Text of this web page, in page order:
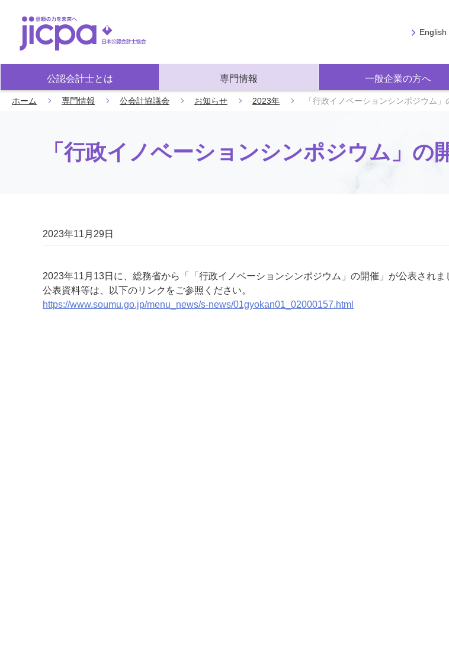
公認会計士とは 専門情報 一般企業の方へ
English
ホーム 専門情報 公会計協議会 お知らせ 2023年 「行政イノベーションシンポジウム」
「行政イノベーションシンポジウム」の
2023年11月29日
2023年11月13日に、総務省から「「行政イノベーションシンポジウム」の開催」が公表されま
公表資料等は、以下のリンクをご参照ください。
https://www.soumu.go.jp/menu_news/s-news/01gyokan01_02000157.html